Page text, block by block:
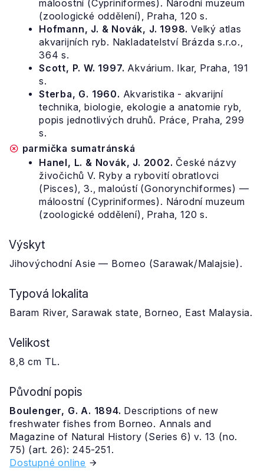
máloostní (Cypriniformes). Národní muzeum
(zoologické oddělení), Praha, 120 s.
Hofmann, J. & Novák, J. 1998. Velký atlas
akvarijních ryb. Nakladatelství Brázda s.r.o.,
364 s.
Scott, P. W. 1997. Akvárium. Ikar, Praha, 191
s.
Sterba, G. 1960. Akvaristika - akvarijní
technika, biologie, ekologie a anatomie ryb,
popis jednotlivých druhů. Práce, Praha, 299
s.
parmička sumatránská
Hanel, L. & Novák, J. 2002. České názvy
živočichů V. Ryby a rybovití obratlovci
(Pisces), 3., maloústí (Gonorynchiformes) —
máloostní (Cypriniformes). Národní muzeum
(zoologické oddělení), Praha, 120 s.
Výskyt
Jihovýchodní Asie — Borneo (Sarawak/Malajsie).
Typová lokalita
Baram River, Sarawak state, Borneo, East Malaysia.
Velikost
8,8 cm TL.
Původní popis
Boulenger, G. A. 1894. Descriptions of new
freshwater fishes from Borneo. Annals and
Magazine of Natural History (Series 6) v. 13 (no.
75) (art. 26): 245-251.
Dostupné online